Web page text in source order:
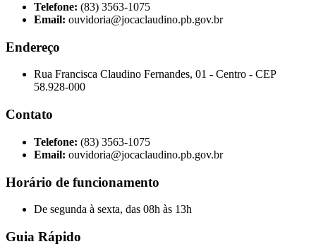
Telefone: (83) 3563-1075
Email: ouvidoria@jocaclaudino.pb.gov.br
Endereço
Rua Francisca Claudino Fernandes, 01 - Centro - CEP
58.928-000
Contato
Telefone: (83) 3563-1075
Email: ouvidoria@jocaclaudino.pb.gov.br
Horário de funcionamento
De segunda à sexta, das 08h às 13h
Guia Rápido